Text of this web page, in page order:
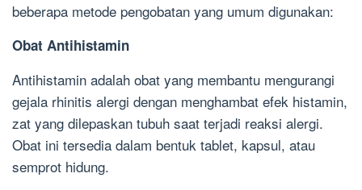
beberapa metode pengobatan yang umum digunakan:
Obat Antihistamin
Antihistamin adalah obat yang membantu mengurangi
gejala rhinitis alergi dengan menghambat efek histamin,
zat yang dilepaskan tubuh saat terjadi reaksi alergi.
Obat ini tersedia dalam bentuk tablet, kapsul, atau
semprot hidung.